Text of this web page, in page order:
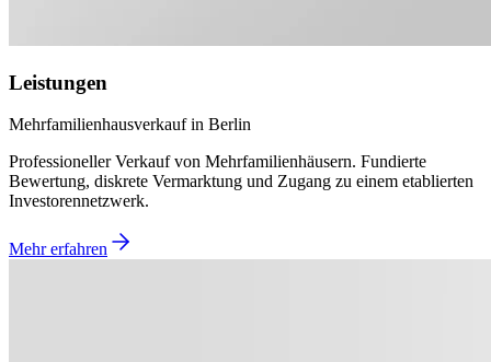
Leistungen
Mehrfamilienhausverkauf in Berlin
Professioneller Verkauf von Mehrfamilienhäusern. Fundierte
Bewertung, diskrete Vermarktung und Zugang zu einem etablierten
Investorennetzwerk.
Mehr erfahren